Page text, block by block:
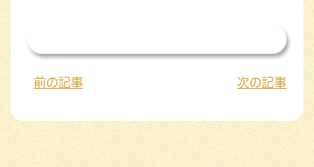
前の記事 次の記事